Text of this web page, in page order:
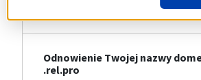
Odnowienie Twojej nazwy
.rel.pro